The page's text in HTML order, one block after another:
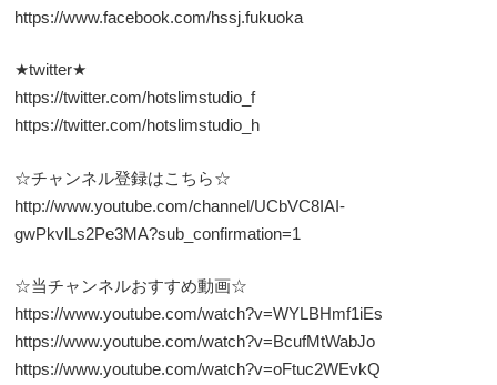
https://www.facebook.com/hssj.fukuoka
★twitter★
https://twitter.com/hotslimstudio_f
https://twitter.com/hotslimstudio_h
☆チャンネル登録はこちら☆
http://www.youtube.com/channel/UCbVC8IAI-
gwPkvlLs2Pe3MA?sub_confirmation=1
☆当チャンネルおすすめ動画☆
https://www.youtube.com/watch?v=WYLBHmf1iEs
https://www.youtube.com/watch?v=BcufMtWabJo
https://www.youtube.com/watch?v=oFtuc2WEvkQ